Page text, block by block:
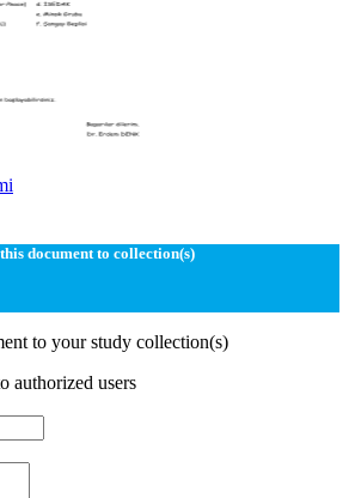
document to collection(s)
to your study collection(s)
authorized users